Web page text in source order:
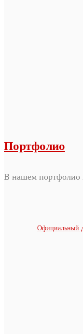
Портфолио
В нашем портфолио
Официальный